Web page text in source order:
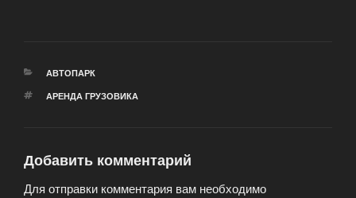
РУБРИКИ
АВТОПАРК
МЕТКИ
АРЕНДА ГРУЗОВИКА
Добавить комментарий
Для отправки комментария вам необходимо